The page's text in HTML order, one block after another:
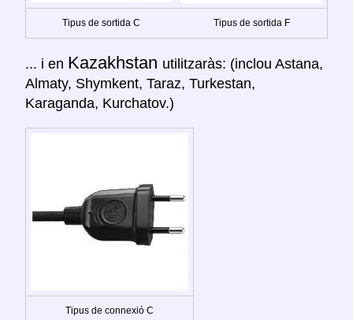
Tipus de sortida C Tipus de sortida F
... i en Kazakhstan utilitzaràs: (inclou Astana,
Almaty, Shymkent, Taraz, Turkestan,
Karaganda, Kurchatov.)
Tipus de connexió C